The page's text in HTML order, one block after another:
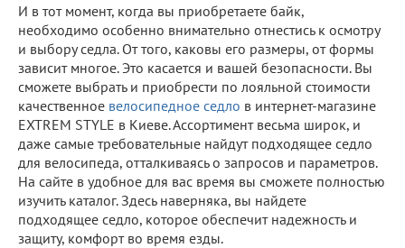
И в тот момент, когда вы приобретаете байк,
необходимо особенно внимательно отнестись к осмотру
и выбору седла. От того, каковы его размеры, от формы
зависит многое. Это касается и вашей безопасности. Вы
сможете выбрать и приобрести по лояльной стоимости
качественное велосипедное седло в интернет-магазине
EXTREM STYLE в Киеве. Ассортимент весьма широк, и
даже самые требовательные найдут подходящее седло
для велосипеда, отталкиваясь о запросов и параметров.
На сайте в удобное для вас время вы сможете полностью
изучить каталог. Здесь наверняка, вы найдете
подходящее седло, которое обеспечит надежность и
защиту, комфорт во время езды.